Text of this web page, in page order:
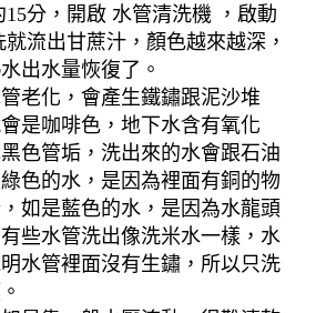
分，開啟 水管清洗機 ，啟動
流出甘蔗汁，顏色越來越深，
出水量恢復了。
老化，會產生鐵鏽跟泥沙堆
是咖啡色，地下水含有氧化
色管垢，洗出來的水會跟石油
色的水，是因為裡面有銅的物
如是藍色的水，是因為水龍頭
些水管洗出像洗米水一樣，水
水管裡面沒有生鏽，所以只洗